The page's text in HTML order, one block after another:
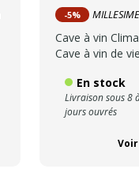
-5%
Cave à vin
Cave à vin de
En stock
Livraison sous 8
jours ouvrés